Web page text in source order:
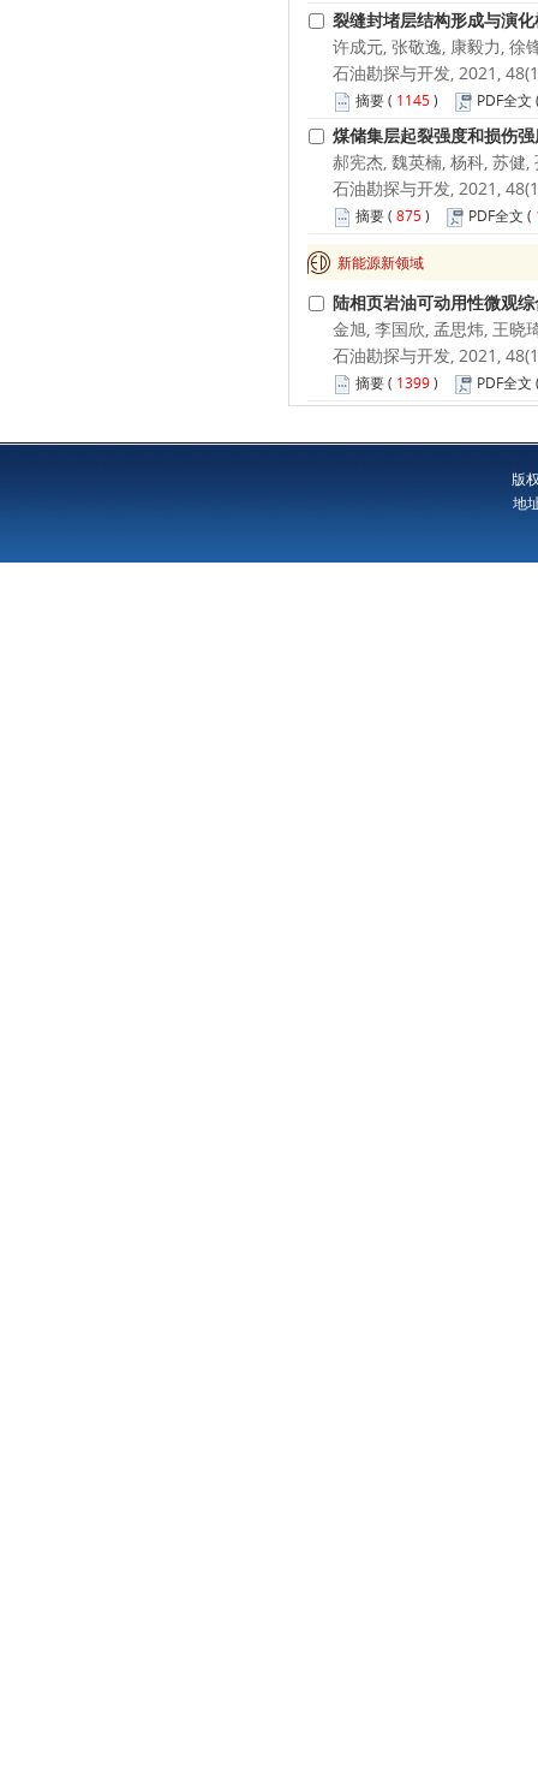
裂缝封堵层结构形成与演
许成元, 张敬逸, 康毅力, 徐
石油勘探与开发, 2021,
摘要( 1145) PDF全文
煤储集层起裂强度和损伤
郝宪杰, 魏英楠, 杨科, 苏健
石油勘探与开发, 2021,
摘要( 875) PDF全文 (
新能源新领域
陆相页岩油可动用性微观
金旭, 李国欣, 孟思炜, 王晓
石油勘探与开发, 2021,
摘要( 1399) PDF全文
版
地